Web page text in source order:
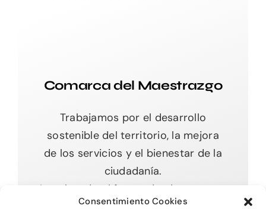
Consentimiento Cookies
Comarca del Maestrazgo
Trabajamos por el desarrollo
sostenible del territorio, la mejora
de los servicios y el bienestar de la
ciudadanía.
Impulsando el futuro desde nuestras